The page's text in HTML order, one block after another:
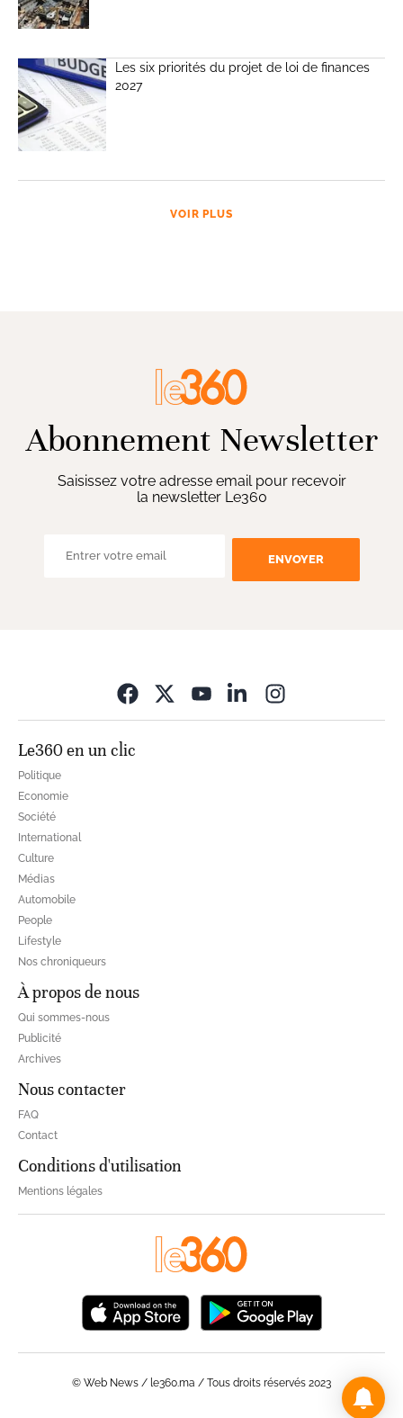
Les six priorités du projet de loi de finances
2027
VOIR PLUS
Abonnement Newsletter
Saisissez votre adresse email pour recevoir
la newsletter Le360
ENVOYER
Le360 en un clic
Politique
Economie
Société
International
Culture
Médias
Automobile
People
Lifestyle
Nos chroniqueurs
À propos de nous
Qui sommes-nous
Publicité
Archives
Nous contacter
FAQ
Contact
Conditions d'utilisation
Mentions légales
© Web News / le360.ma / Tous droits réservés 2023